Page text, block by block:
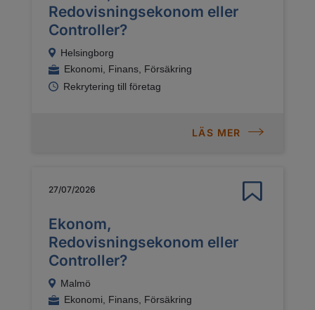
Redovisningsekonom eller
Controller?
Helsingborg
Ekonomi, Finans, Försäkring
Rekrytering till företag
LÄS MER
27/07/2026
Ekonom,
Redovisningsekonom eller
Controller?
Malmö
Ekonomi, Finans, Försäkring